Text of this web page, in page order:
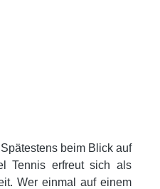
beim Blick auf
Tennis erfreut sich als
Wer einmal auf einem